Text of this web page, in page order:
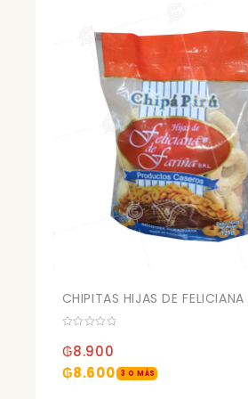
out
of
5
₲8.900
₲8.600 3 O MÁS